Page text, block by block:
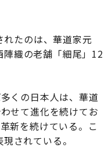
れたのは、華道家元
陣織の老舗「細尾」12
くの日本人は、華道
せて進化を続けてお
新を続けている。こ
されている。